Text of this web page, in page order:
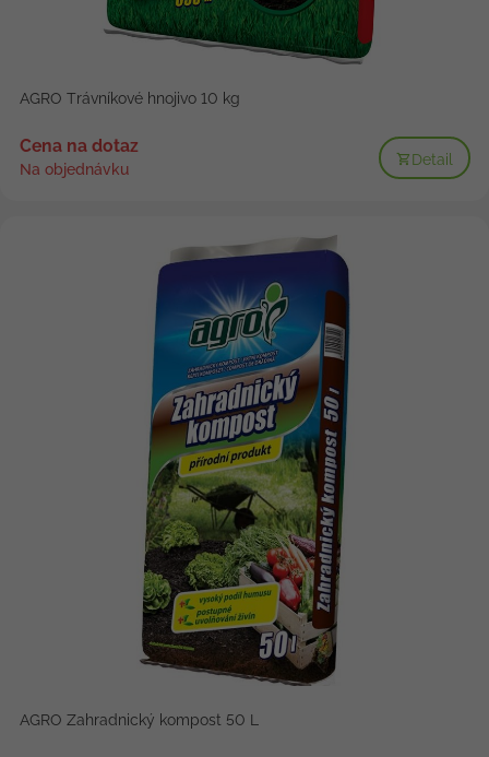
AGRO Trávníkové hnojivo 10 kg
Cena na dotaz
Na objednávku
Detail
AGRO Zahradnický kompost 50 L